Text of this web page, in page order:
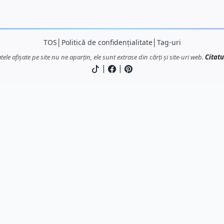
TOS Politică de confidențialitate│ Tag-uri
afișate pe site nu ne aparțin, ele sunt extrase din cărți și site-uri web.
| |